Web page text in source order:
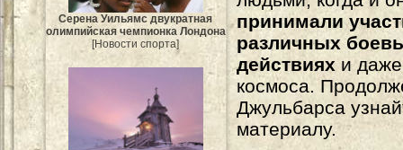
Серена Уильямс двукратная
олимпийская чемпионка Лондона
[Новости спорта]
принимали
различных
действиях и
космоса.
Джульбарса
материалу.